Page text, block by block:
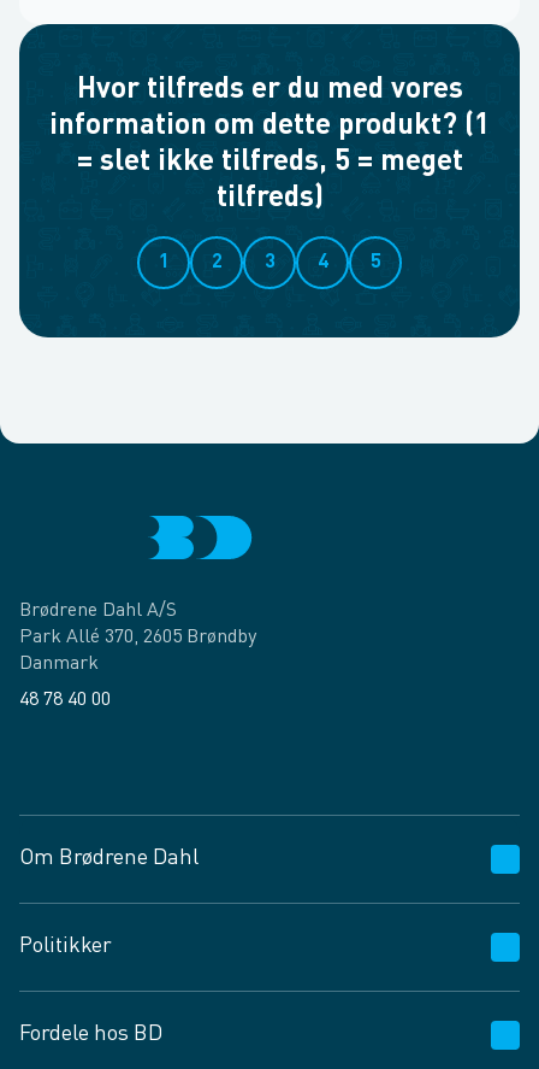
Hvor tilfreds er du med vores
information om dette produkt? (1
= slet ikke tilfreds, 5 = meget
tilfreds)
1 2 3 4 5
Brødrene Dahl A/S
Park Allé 370, 2605 Brøndby
Danmark
48 78 40 00
Om Brødrene Dahl
Vagttelefon 30 10 89 89
Spørgsmål og svar
Job og karriere
Politikker
Privatlivspolitik
Fordele hos BD